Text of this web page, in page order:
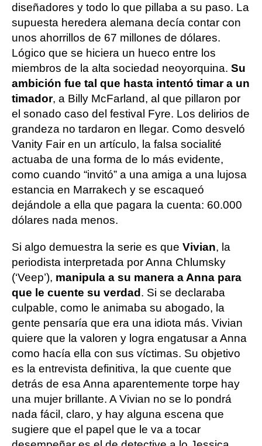
diseñadores y todo lo que pillaba a su paso. La
supuesta heredera alemana decía contar con
unos ahorrillos de 67 millones de dólares.
Lógico que se hiciera un hueco entre los
miembros de la alta sociedad neoyorquina. Su
ambición fue tal que hasta intentó timar a un
timador, a Billy McFarland, al que pillaron por
el sonado caso del festival Fyre. Los delirios de
grandeza no tardaron en llegar. Como desveló
Vanity Fair en un artículo, la falsa socialité
actuaba de una forma de lo más evidente,
como cuando “invitó” a una amiga a una lujosa
estancia en Marrakech y se escaqueó
dejándole a ella que pagara la cuenta: 60.000
dólares nada menos.
Si algo demuestra la serie es que Vivian, la
periodista interpretada por Anna Chlumsky
(‘Veep’), manipula a su manera a Anna para
que le cuente su verdad. Si se declaraba
culpable, como le animaba su abogado, la
gente pensaría que era una idiota más. Vivian
quiere que la valoren y logra engatusar a Anna
como hacía ella con sus víctimas. Su objetivo
es la entrevista definitiva, la que cuente que
detrás de esa Anna aparentemente torpe hay
una mujer brillante. A Vivian no se lo pondrá
nada fácil, claro, y hay alguna escena que
sugiere que el papel que le va a tocar